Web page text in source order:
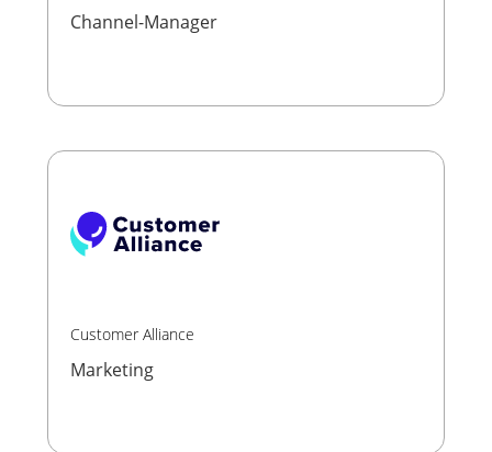
Channel-Manager
Customer Alliance
Marketing